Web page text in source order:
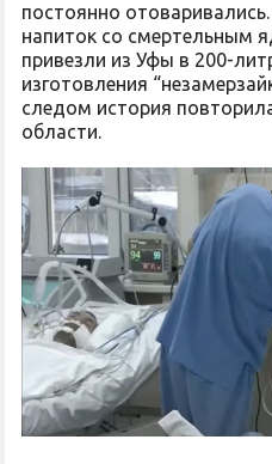
постоянно
напиток со смертельным
привезли из Уфы в 200-
изготовления
следом история
области.